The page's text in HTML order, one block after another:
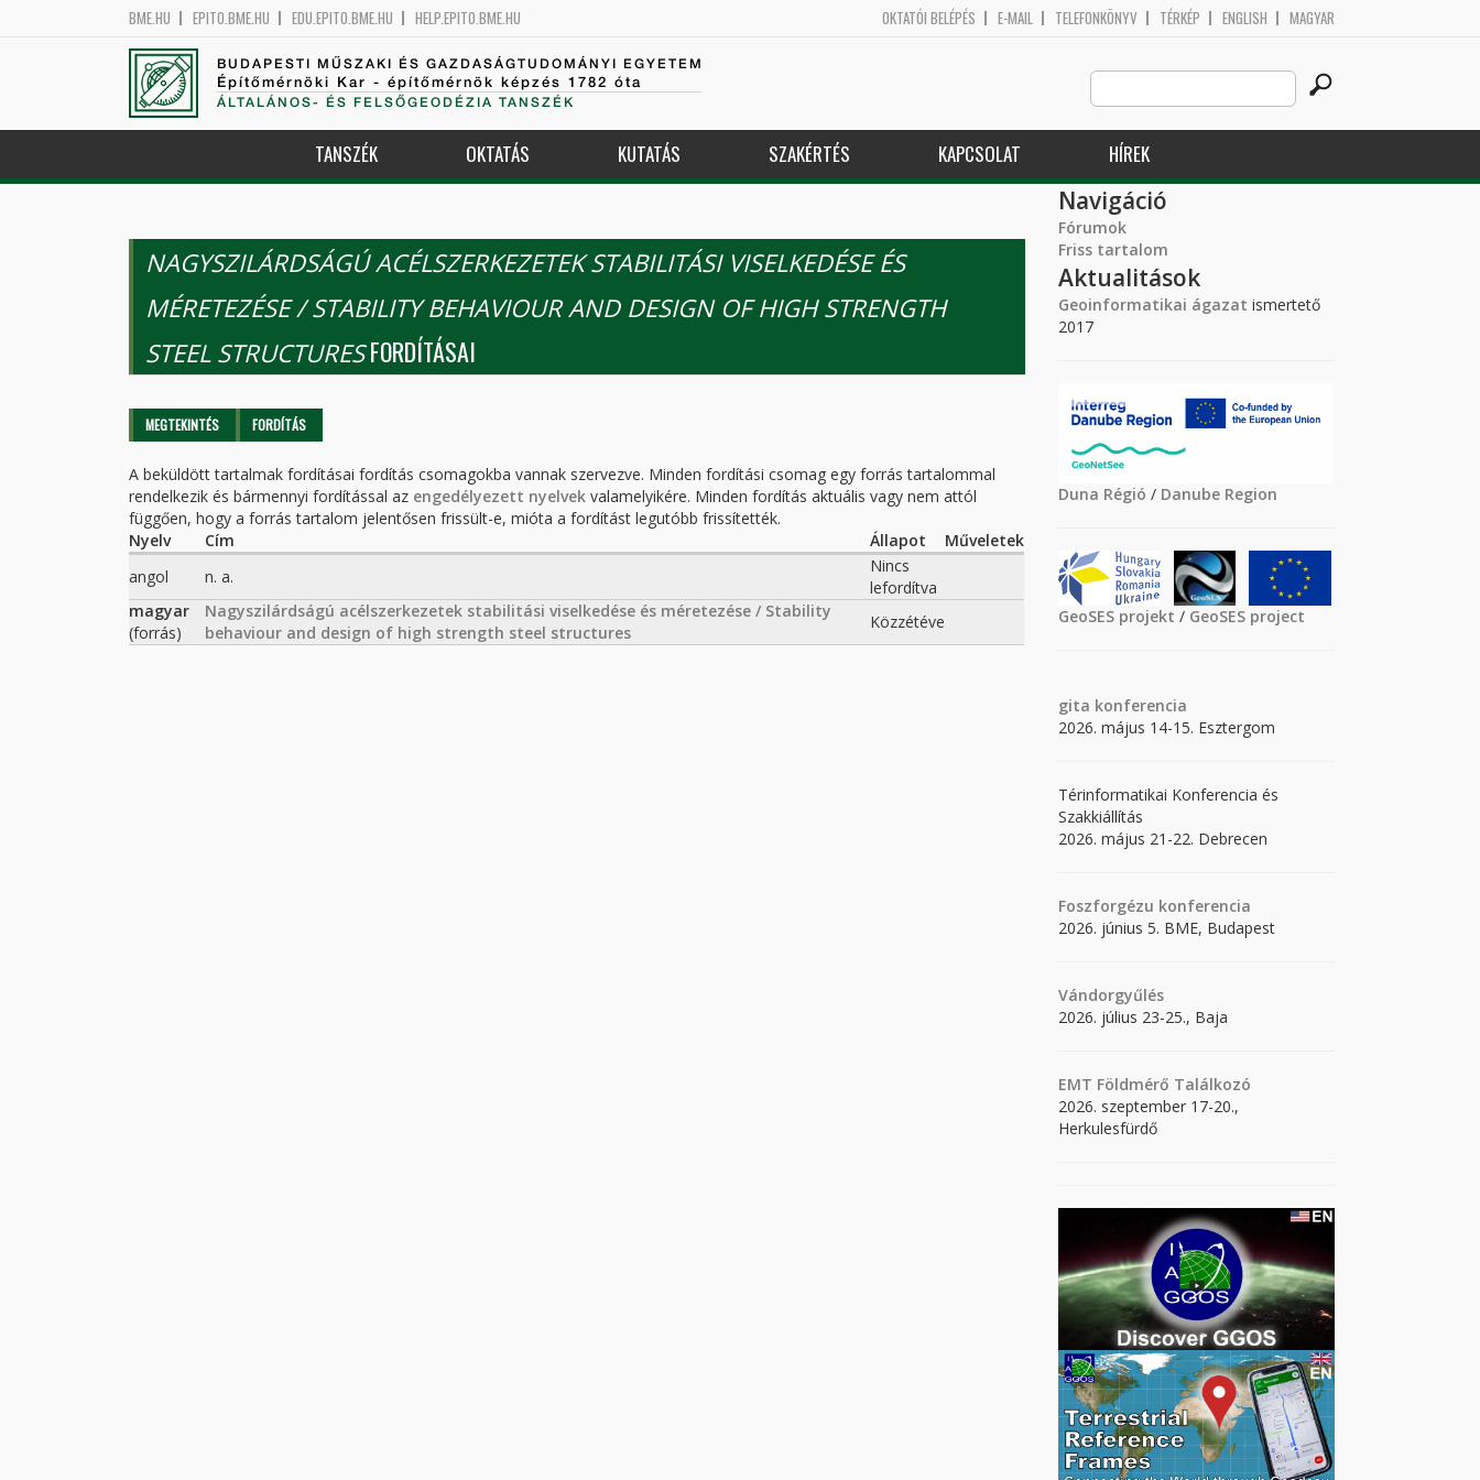
BME.HU EPITO.BME.HU EDU.EPITO.BME.HU HELP.EPITO.BME.HU OKTATÓI BELÉPÉS E-MAIL TELEFONKÖNYV TÉRKÉP ENGLISH MAGYAR
BUDAPESTI MŰSZAKI ÉS GAZDASÁGTUDOMÁNYI EGYETEM
Építőmérnöki Kar - építőmérnök képzés 1782 óta
ÁLTALÁNOS- ÉS FELSŐGEODÉZIA TANSZÉK
Search
this
site
TANSZÉK OKTATÁS KUTATÁS SZAKÉRTÉS KAPCSOLAT HÍREK
NAGYSZILÁRDSÁGÚ ACÉLSZERKEZETEK STABILITÁSI VISELKEDÉSE ÉS
MÉRETEZÉSE / STABILITY BEHAVIOUR AND DESIGN OF HIGH STRENGTH
STEEL STRUCTURESFORDÍTÁSAI
Elsődleges fülek
MEGTEKINTÉS FORDÍTÁS
A beküldött tartalmak fordításai fordítás csomagokba vannak szervezve. Minden fordítási csomag egy forrás tartalommal
rendelkezik és bármennyi fordítással az engedélyezett nyelvek valamelyikére. Minden fordítás aktuális vagy nem attól
függően, hogy a forrás tartalom jelentősen frissült-e, mióta a fordítást legutóbb frissítették.
Nyelv
Cím Állapot
Műveletek
angol
n. a.
Nincs
lefordítva
magyar
(forrás)
Nagyszilárdságú acélszerkezetek stabilitási viselkedése és méretezése / Stability
behaviour and design of high strength steel structures
Közzétéve
Navigáció
Fórumok
Friss tartalom
Aktualitások
Geoinformatikai ágazat ismertető
2017
Duna Régió / Danube Region
GeoSES projekt / GeoSES project
gita konferencia
2026. május 14-15. Esztergom
Térinformatikai Konferencia és
Szakkiállítás
2026. május 21-22. Debrecen
Foszforgézu konferencia
2026. június 5. BME, Budapest
Vándorgyűlés
2026. július 23-25., Baja
EMT Földmérő Találkozó
2026. szeptember 17-20.,
Herkulesfürdő